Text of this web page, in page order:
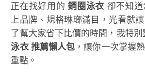
正在找好用的鋼圈泳衣 卻不知
上品牌、規格琳瑯滿目，光看就
了幫大家省下比價的時間，我特
泳衣 推薦懶人包 ，讓你一次掌握
重點。